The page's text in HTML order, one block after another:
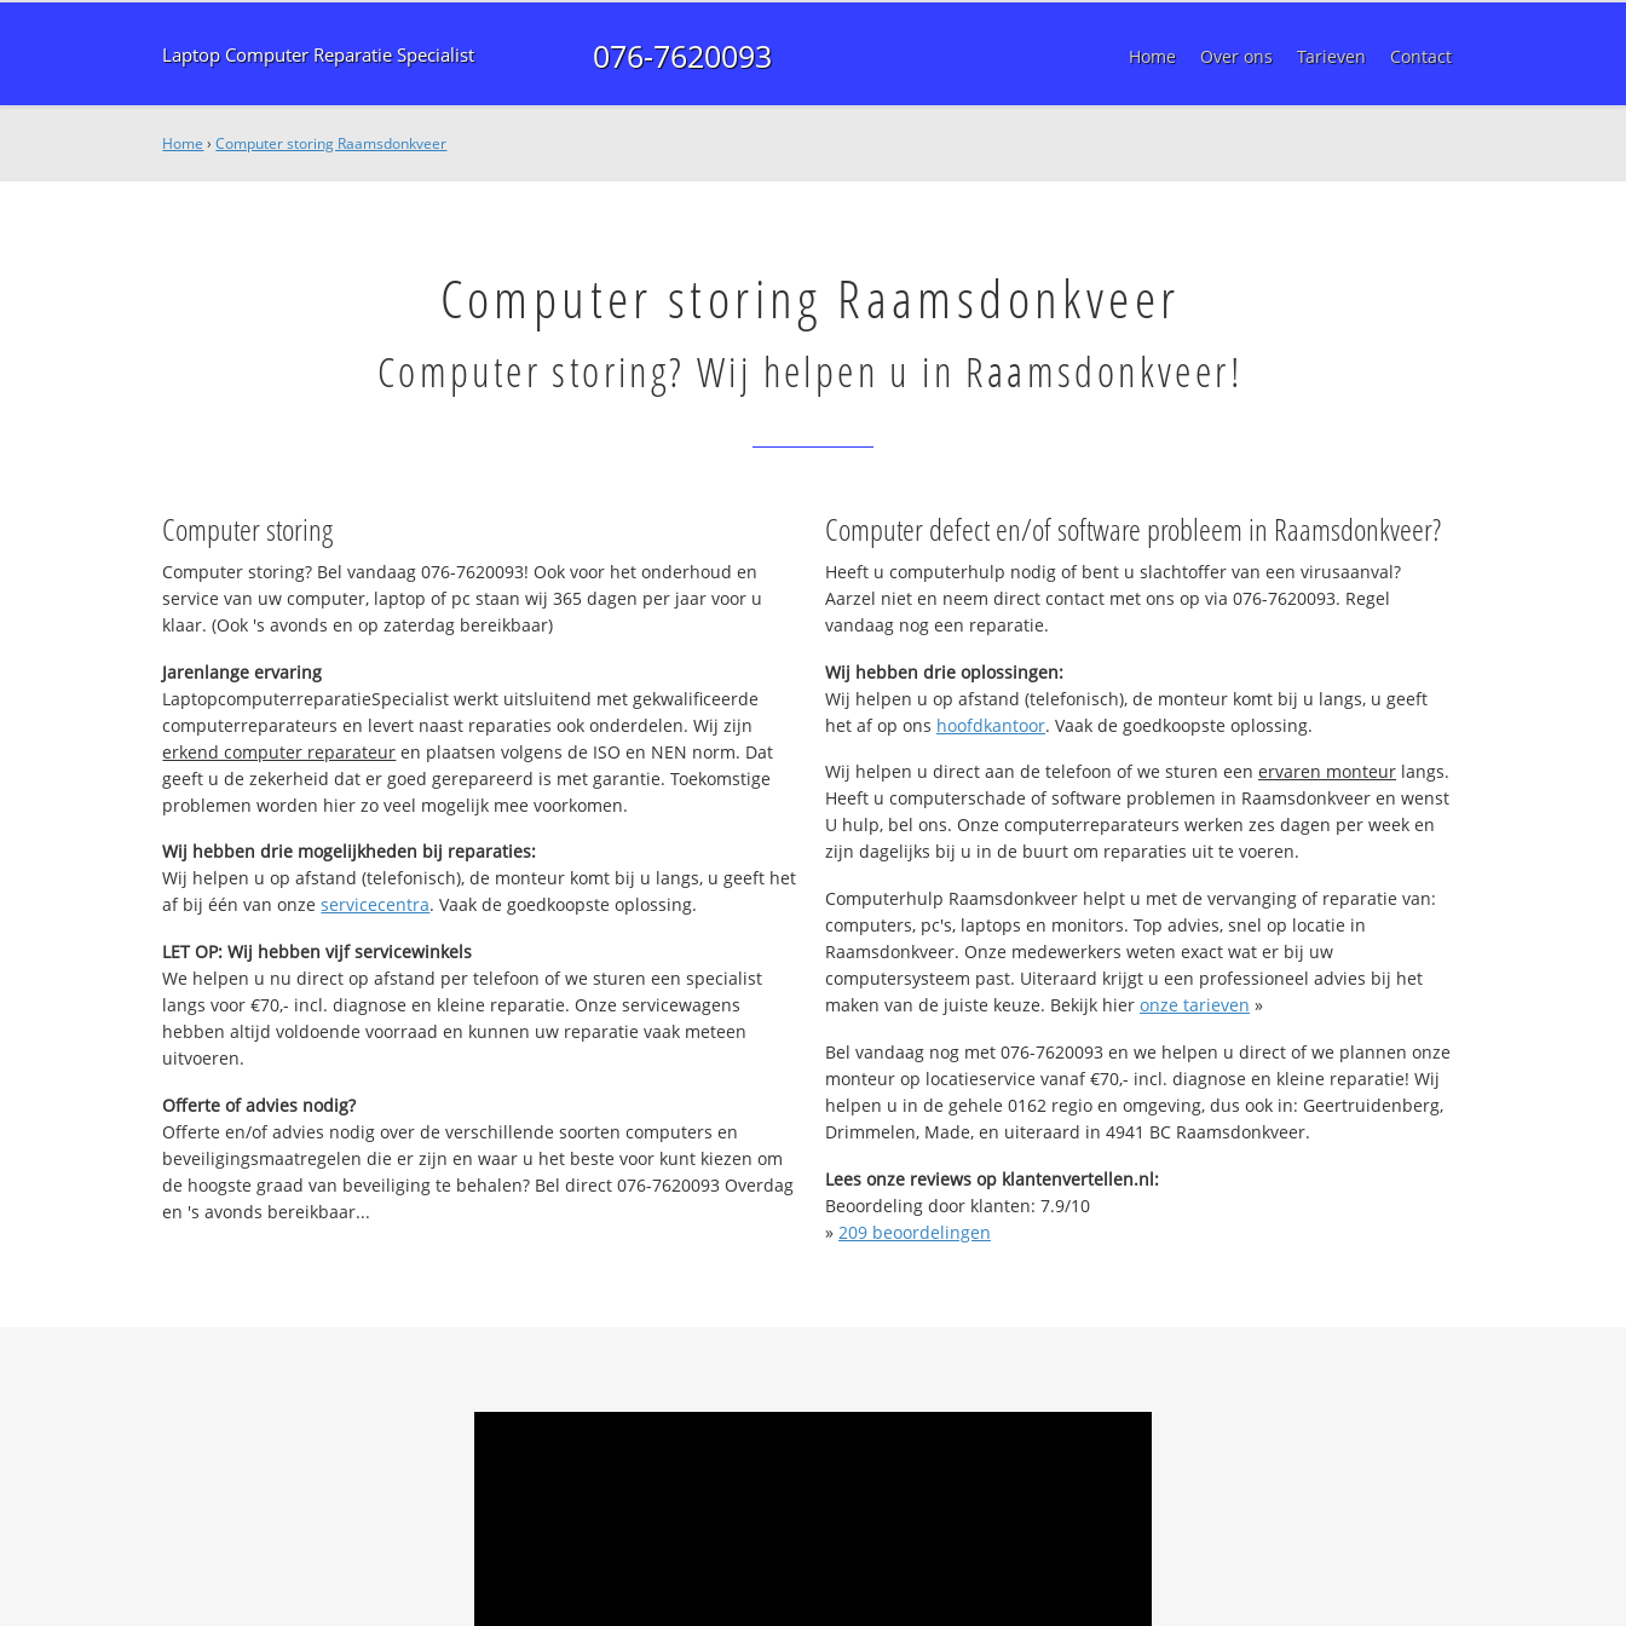
Laptop Computer Reparatie Specialist 076-7620093 Home Over ons Tarieven Contact
Home ›Computer storing Raamsdonkveer
Computer storing Raamsdonkveer
Computer storing? Wij helpen u in Raamsdonkveer!
Computer storing
Computer storing? Bel vandaag 076-7620093! Ook voor het onderhoud en
service van uw computer, laptop of pc staan wij 365 dagen per jaar voor u
klaar. (Ook 's avonds en op zaterdag bereikbaar)
Jarenlange ervaring
LaptopcomputerreparatieSpecialist werkt uitsluitend met gekwalificeerde
computerreparateurs en levert naast reparaties ook onderdelen. Wij zijn
erkend computer reparateur en plaatsen volgens de ISO en NEN norm. Dat
geeft u de zekerheid dat er goed gerepareerd is met garantie. Toekomstige
problemen worden hier zo veel mogelijk mee voorkomen.
Wij hebben drie mogelijkheden bij reparaties:
Wij helpen u op afstand (telefonisch), de monteur komt bij u langs, u geeft het
af bij één van onzeservicecentra. Vaak de goedkoopste oplossing.
LET OP: Wij hebben vijf servicewinkels
We helpen u nu direct op afstand per telefoon of we sturen een specialist
langs voor €70,- incl. diagnose en kleine reparatie. Onze servicewagens
hebben altijd voldoende voorraad en kunnen uw reparatie vaak meteen
uitvoeren.
Offerte of advies nodig?
Offerte en/of advies nodig over de verschillende soorten computers en
beveiligingsmaatregelen die er zijn en waar u het beste voor kunt kiezen om
de hoogste graad van beveiliging te behalen? Bel direct 076-7620093 Overdag
en 's avonds bereikbaar...
Computer defect en/of software probleem in Raamsdonkveer?
Heeft u computerhulp nodig of bent u slachtoffer van een virusaanval?
Aarzel niet en neem direct contact met ons op via 076-7620093. Regel
vandaag nog een reparatie.
Wij hebben drie oplossingen:
Wij helpen u op afstand (telefonisch), de monteur komt bij u langs, u geeft
het af op ons hoofdkantoor. Vaak de goedkoopste oplossing.
Wij helpen u direct aan de telefoon of we sturen een ervaren monteur langs.
Heeft u computerschade of software problemen in Raamsdonkveer en wenst
U hulp, bel ons. Onze computerreparateurs werken zes dagen per week en
zijn dagelijks bij u in de buurt om reparaties uit te voeren.
Computerhulp Raamsdonkveer helpt u met de vervanging of reparatie van:
computers, pc's, laptops en monitors. Top advies, snel op locatie in
Raamsdonkveer. Onze medewerkers weten exact wat er bij uw
computersysteem past. Uiteraard krijgt u een professioneel advies bij het
maken van de juiste keuze. Bekijk hier onze tarieven »
Bel vandaag nog met 076-7620093 en we helpen u direct of we plannen onze
monteur op locatieservice vanaf €70,- incl. diagnose en kleine reparatie! Wij
helpen u in de gehele 0162 regio en omgeving, dus ook in: Geertruidenberg,
Drimmelen, Made, en uiteraard in 4941 BC Raamsdonkveer.
Lees onze reviews op klantenvertellen.nl:
Beoordeling door klanten: 7.9/10
» 209 beoordelingen